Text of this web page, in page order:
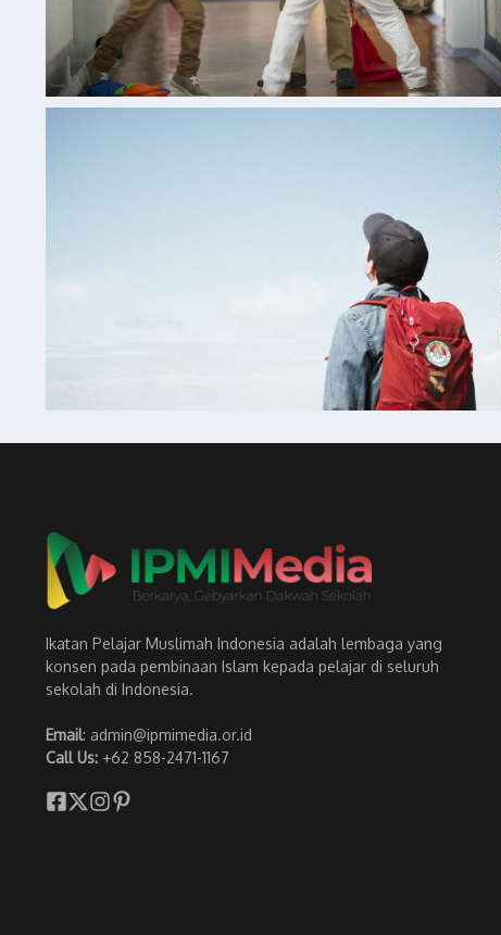
Ikatan Pelajar Muslimah Indonesia adalah lembaga yang
konsen pada pembinaan Islam kepada pelajar di seluruh
sekolah di Indonesia.
Email: admin@ipmimedia.or.id
Call Us: +62 858-2471-1167